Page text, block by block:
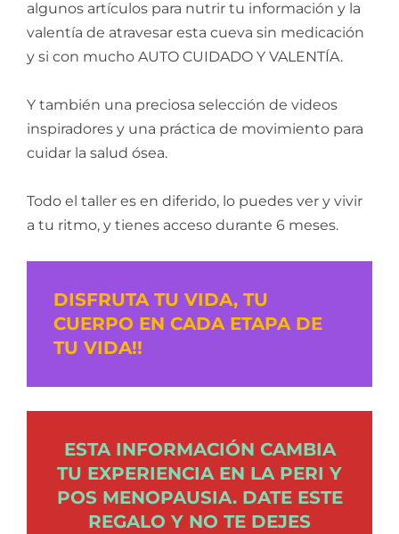
algunos artículos para nutrir tu información y la
valentía de atravesar esta cueva sin medicación
y si con mucho AUTO CUIDADO Y VALENTÍA.
Y también una preciosa selección de videos
inspiradores y una práctica de movimiento para
cuidar la salud ósea.
Todo el taller es en diferido, lo puedes ver y vivir
a tu ritmo, y tienes acceso durante 6 meses.
DISFRUTA TU VIDA, TU
CUERPO EN CADA ETAPA DE
TU VIDA!!
ESTA INFORMACIÓN CAMBIA
TU EXPERIENCIA EN LA PERI Y
POS MENOPAUSIA. DATE ESTE
REGALO Y NO TE DEJES